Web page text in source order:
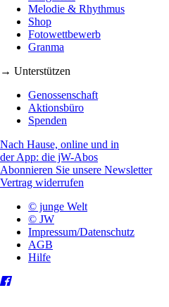
Melodie & Rhythmus
Shop
Fotowettbewerb
Granma
→ Unterstützen
Genossenschaft
Aktionsbüro
Spenden
Nach Hause, online und in
der App: die jW-Abos
Abonnieren Sie unsere Newsletter
Vertrag widerrufen
© junge Welt
© JW
Impressum/Datenschutz
AGB
Hilfe